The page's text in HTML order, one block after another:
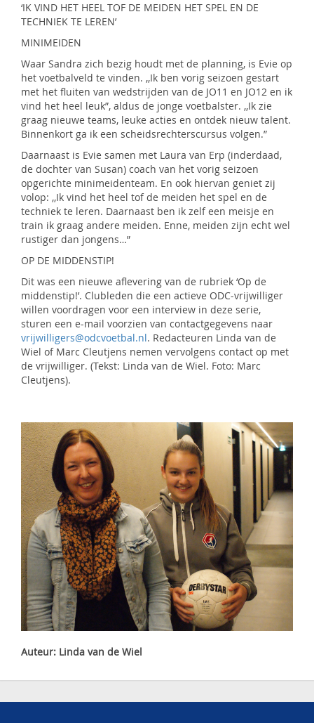
‘IK VIND HET HEEL TOF DE MEIDEN HET SPEL EN DE
TECHNIEK TE LEREN’
MINIMEIDEN
Waar Sandra zich bezig houdt met de planning, is Evie op
het voetbalveld te vinden. ,,Ik ben vorig seizoen gestart
met het fluiten van wedstrijden van de JO11 en JO12 en ik
vind het heel leuk”, aldus de jonge voetbalster. ,,Ik zie
graag nieuwe teams, leuke acties en ontdek nieuw talent.
Binnenkort ga ik een scheidsrechterscursus volgen.”
Daarnaast is Evie samen met Laura van Erp (inderdaad,
de dochter van Susan) coach van het vorig seizoen
opgerichte minimeidenteam. En ook hiervan geniet zij
volop: ,,Ik vind het heel tof de meiden het spel en de
techniek te leren. Daarnaast ben ik zelf een meisje en
train ik graag andere meiden. Enne, meiden zijn echt wel
rustiger dan jongens…”
OP DE MIDDENSTIP!
Dit was een nieuwe aflevering van de rubriek ‘Op de
middenstip!’. Clubleden die een actieve ODC-vrijwilliger
willen voordragen voor een interview in deze serie,
sturen een e-mail voorzien van contactgegevens naar
vrijwilligers@odcvoetbal.nl. Redacteuren Linda van de
Wiel of Marc Cleutjens nemen vervolgens contact op met
de vrijwilliger. (Tekst: Linda van de Wiel. Foto: Marc
Cleutjens).
Auteur: Linda van de Wiel